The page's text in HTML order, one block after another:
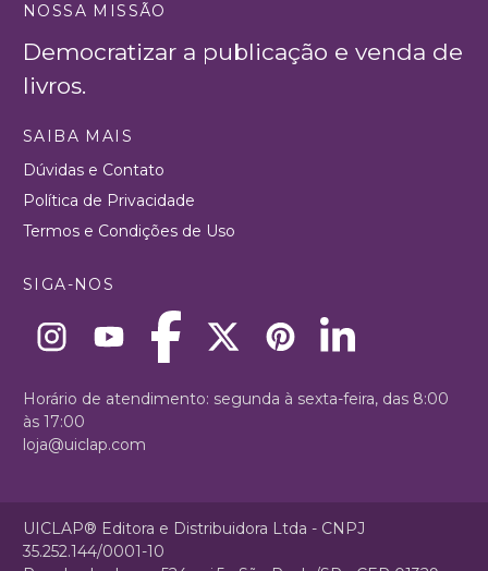
NOSSA MISSÃO
Democratizar a publicação e venda de
livros.
SAIBA MAIS
Dúvidas e Contato
Política de Privacidade
Termos e Condições de Uso
SIGA-NOS
Horário de atendimento: segunda à sexta-feira, das 8:00
às 17:00
loja@uiclap.com
UICLAP® Editora e Distribuidora Ltda - CNPJ
35.252.144/0001-10